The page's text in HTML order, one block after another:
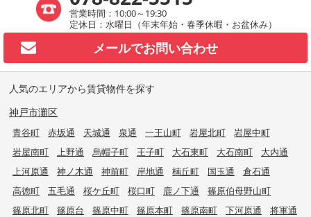
営業時間：10:00～19:30
定休日：水曜日（年末年始・春季休暇・お盆休み）
メールでお問い合わせ
人気のエリアから賃貸物件を探す
神戸市灘区
青谷町 赤坂通 天城通 泉通 一王山町 岩屋北町
岩屋中町
岩屋南町
上野通 烏帽子町 王子町 大石東町 大石南町
大内通
上河原通
神ノ木通 神前町 岸地通 楠丘町 国玉通
倉石通
高徳町
五毛通 桜ケ丘町 桜口町 鹿ノ下通
篠原伯母野山町
篠原北町
篠原台 篠原中町 篠原本町 篠原南町 下河原通
将軍通